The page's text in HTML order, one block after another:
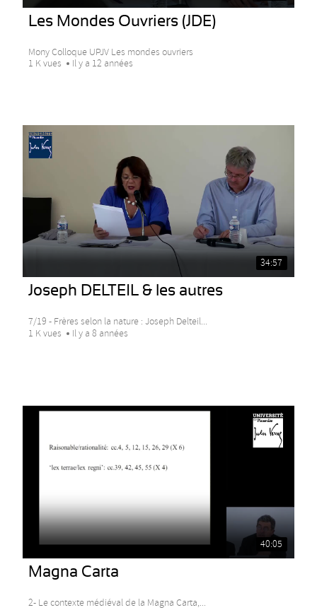
Les Mondes Ouvriers (JDE)
Mony Colloque UPJV Les mondes ouvriers
1 K vues
Il y a 12 années
34:57
Joseph DELTEIL & les autres
7/19 - Frères selon la nature : Joseph Delteil...
1 K vues
Il y a 8 années
40:05
Magna Carta
2- Le contexte médiéval de la Magna Carta,...